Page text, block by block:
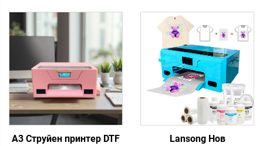
A3 Струйен принтер DTF
Lansong Нов